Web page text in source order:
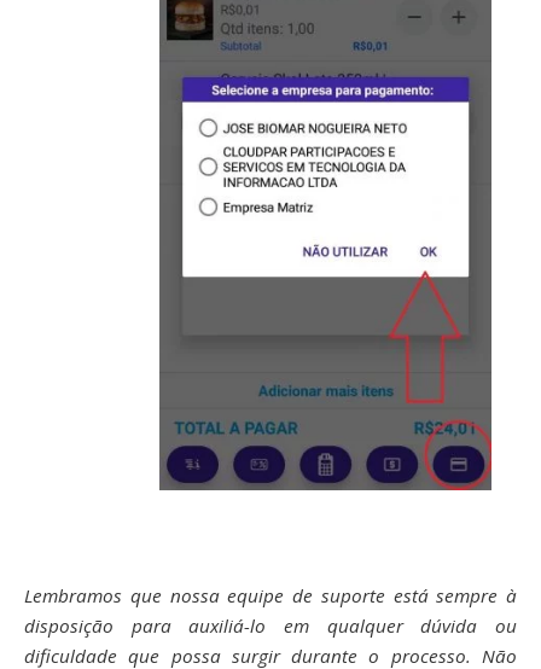
Lembramos que nossa equipe de suporte está sempre à
disposição para auxiliá-lo em qualquer dúvida ou
dificuldade que possa surgir durante o processo. Não